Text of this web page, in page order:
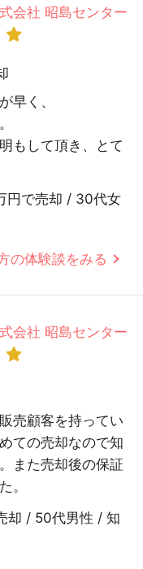
会社 昭島センター
早く、
もして頂き、とて
円で売却 / 30代女
の体験談をみる
会社 昭島センター
売顧客を持ってい
ての売却なので知
また売却後の保証
。
却 / 50代男性 / 知